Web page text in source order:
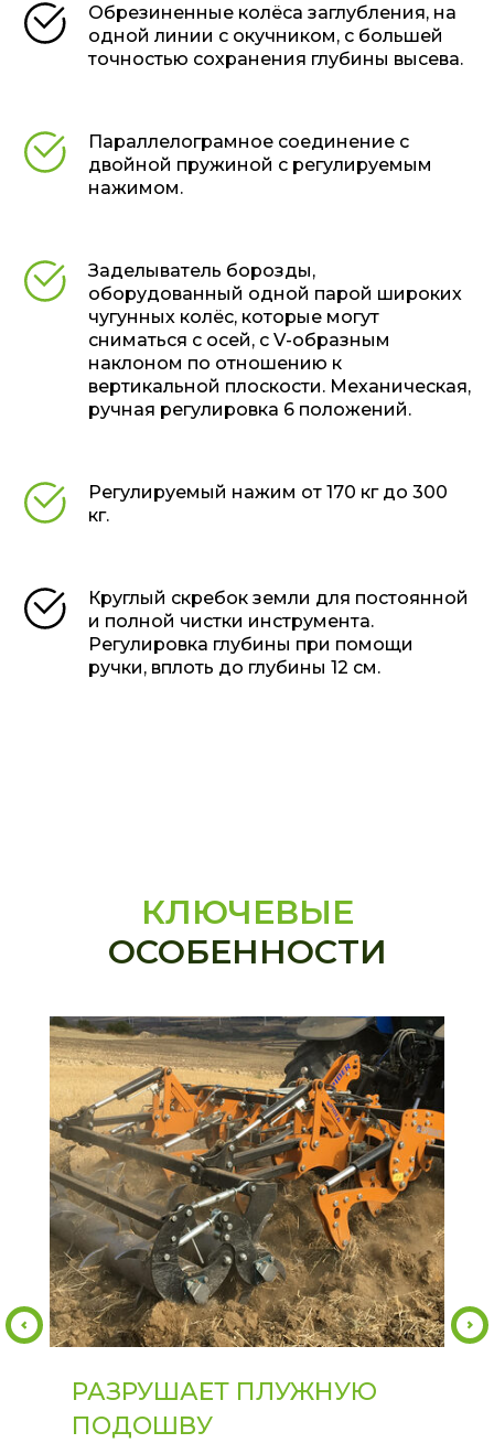
Обрезиненные колёса заглубления, на
одной линии с окучником, с большей
точностью сохранения глубины высева.
Параллелограмное соединение с
двойной пружиной с регулируемым
нажимом.
Заделыватель борозды,
оборудованный одной парой широких
чугунных колёс, которые могут
сниматься с осей, с V-образным
наклоном по отношению к
вертикальной плоскости. Механическая,
ручная регулировка 6 положений.
Регулируемый нажим от 170 кг до 300
кг.
Круглый скребок земли для постоянной
и полной чистки инструмента.
Регулировка глубины при помощи
ручки, вплоть до глубины 12 см.
КЛЮЧЕВЫЕ
ОСОБЕННОСТИ
РАЗРУШАЕТ ПЛУЖНУЮ
ПОДОШВУ